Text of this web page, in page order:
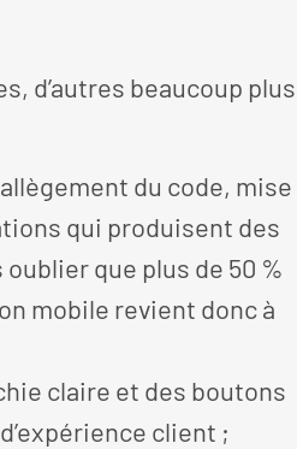
d’autres beaucoup plus
du code, mise
qui produisent des
que plus de 50 %
mobile revient donc à
claire et des boutons
client ;